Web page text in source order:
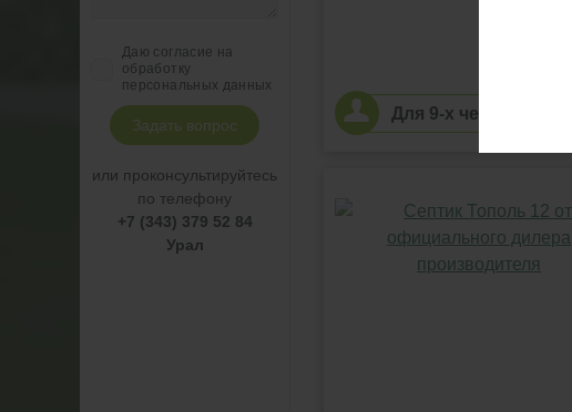
Даю согласие на
обработку
персональных данных
Задать вопрос
или проконсультируйтесь
по телефону
+7 (343) 379 52 84
Урал
Для 9-х человек